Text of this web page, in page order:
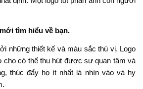
tìm hiểu về bạn.
những thiết kế và màu sắc thú vị. Logo
cho có thể thu hút được sự quan tâm và
thúc đẩy họ ít nhất là nhìn vào và hy